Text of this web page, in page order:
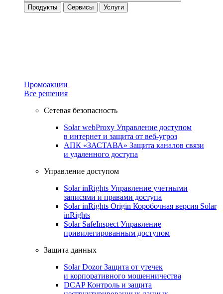
Продукты Сервисы Услуги
Промоакции
Все решения
Сетевая безопасность
Solar webProxy Управление доступом
в интернет и защита от веб-угроз
АПК «ЗАСТАВА» Защита каналов связи
и удаленного доступа
Управление доступом
Solar inRights Управление учетными
записями и правами доступа
Solar inRights Origin Коробочная версия Solar
inRights
Solar SafeInspect Управление
привилегированным доступом
Защита данных
Solar DozorЗащита от утечек
и корпоративного мошенничества
DCAPКонтроль и защита